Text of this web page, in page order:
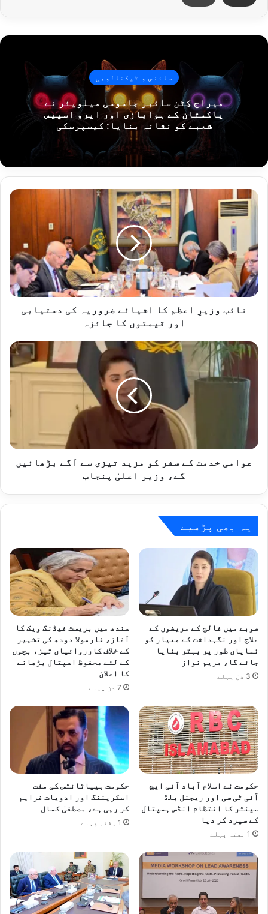
سائنس و ٹیکنالوجی
میراج کِٹن سائبر جاسوسی میلویئر نے
پاکستان کے ہوابازی اور ایرو اسپیس
شعبے کو نشانہ بنایا: کیسپرسکی
نائب
وزیرِ
اعظم
اشیائے
ضروریہ
کی
دستیابی
اور
قیمتوں
نائب وزیرِ اعظم کا اشیائے ضروریہ کی دستیابی
اور قیمتوں کا جائزہ
عوامی
خدمت
سفر
تیزی
آگے
بڑھائیں
عوامی خدمت کے سفر کو مزید تیزی سے آگے بڑھائیں
گے، وزیر اعلیٰ پنجاب
یہ بھی پڑھیے
صوبے میں فالج کے مریضوں کے
علاج اور نگہداشت کے معیار کو
نمایاں طور پر بہتر بنایا
جائے گا، مریم نواز
3 دن پہلے
سندھ میں بریسٹ فیڈنگ ویک کا
آغاز، فارمولا دودھ کی تشہیر
کے خلاف کارروائیاں تیز، بچوں
کے لئے محفوظ اسپتال بڑھانے
کا اعلان
7 دن پہلے
حکومت نے اسلام آباد آئی ایچ
آئی ٹی سی اور ریجنل بلڈ
سینٹر کا انتظام انڈس ہسپتال
کے سپرد کر دیا
1 ہفتہ پہلے
حکومت ہیپاٹائٹس کی مفت
اسکریننگ اور ادویات فراہم
کر رہی ہے، مصطفیٰ کمال
1 ہفتہ پہلے